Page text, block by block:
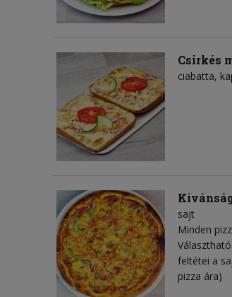
Csirkés
ciabatta
sajt
Minden
feltétei a
pizza ára)